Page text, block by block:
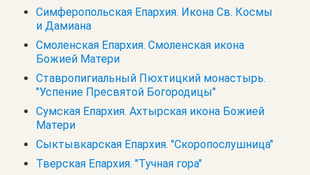
Симферопольская Епархия. Икона Св. Космы
и Дамиана
Смоленская Епархия. Смоленская икона
Божией Матери
Ставропигиальный Пюхтицкий монастырь.
"Успение Пресвятой Богородицы"
Сумская Епархия. Ахтырская икона Божией
Матери
Сыктывкарская Епархия. "Скоропослушница"
Тверская Епархия. "Тучная гора"